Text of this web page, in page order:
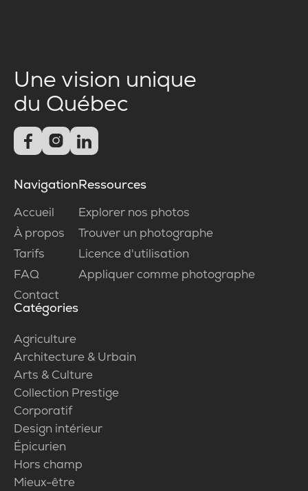
Une vision unique
du Québec
  
Navigation
Accueil
À propos
Tarifs
FAQ
Contact
Ressources
Explorer nos photos
Trouver un photographe
Licence d'utilisation
Appliquer comme photographe
Catégories
Agriculture
Architecture & Urbain
Arts & Culture
Collection Prestige
Corporatif
Design intérieur
Épicurien
Hors champ
Mieux-être